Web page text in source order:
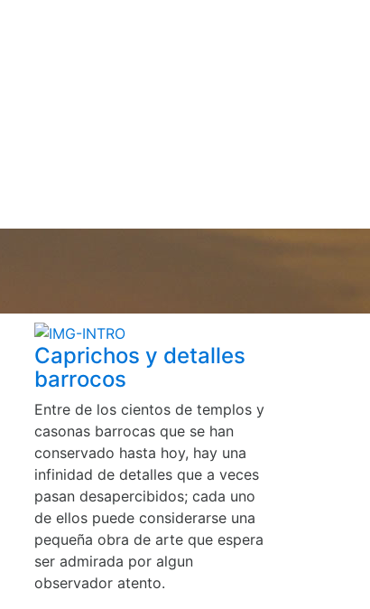
Caprichos y detalles
barrocos
Entre de los cientos de templos y
casonas barrocas que se han
conservado hasta hoy, hay una
infinidad de detalles que a veces
pasan desapercibidos; cada uno
de ellos puede considerarse una
pequeña obra de arte que espera
ser admirada por algun
observador atento.